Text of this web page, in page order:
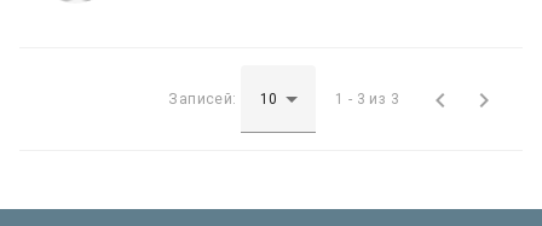
Записей: 1 - 3 из 3  